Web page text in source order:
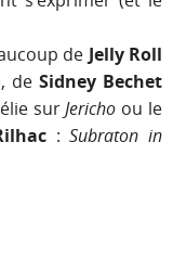
de Jelly Roll
de Sidney Bechet
surJericho ou le
:Subraton in